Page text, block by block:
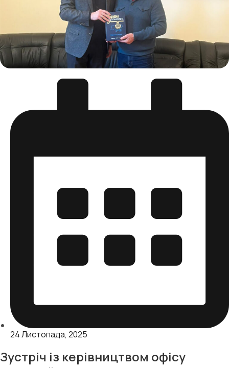
24 Листопада, 2025
Зустріч із керівництвом офісу